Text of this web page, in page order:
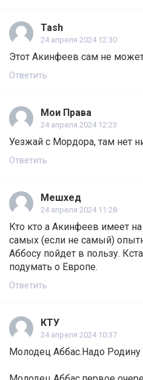
Tash
24 апреля 2024 12:30
Этот Акинфеев сам не
Ответить
Мои Права
24 апреля 2024 12:23
Уезжай с Мордора, там нет
Ответить
Мешхед
24 апреля 2024 11:28
Кто кто а Акинфеев имеет
самых (если не самый)
Аббосу пойдет в пользу.
подумать о Европе.
Ответить
КТУ
24 апреля 2024 10:37
Молодец Аббас.Надо